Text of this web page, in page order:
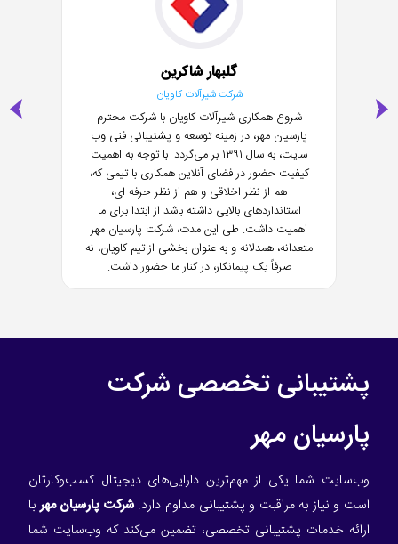
گلبهار شاکرین
شرکت شیرآلات کاویان
شروع همکاری شیرآلات کاویان با شرکت محترم
پارسیان مهر، در زمینه توسعه و پشتیبانی فنی وب
سایت، به سال ۱۳۹۱ بر می‌گردد. با توجه به اهمیت
کیفیت حضور در فضای آنلاین همکاری با تیمی که،
هم از نظر اخلاقی و هم از نظر حرفه ای،
استانداردهای بالایی داشته باشد از ابتدا برای ما
اهمیت داشت. طی این مدت، شرکت پارسیان مهر
متعدانه، همدلانه و به عنوان بخشی از تیم کاویان، نه
صرفاً یک پیمانکار، در کنار ما حضور داشت.
پشتیبانی تخصصی شرکت
پارسیان مهر
وب‌سایت شما یکی از مهم‌ترین دارایی‌های دیجیتال کسب‌وکارتان
است و نیاز به مراقبت و پشتیبانی مداوم دارد.شرکت پارسیان مهربا
ارائه خدمات پشتیبانی تخصصی، تضمین می‌کند که وب‌سایت شما